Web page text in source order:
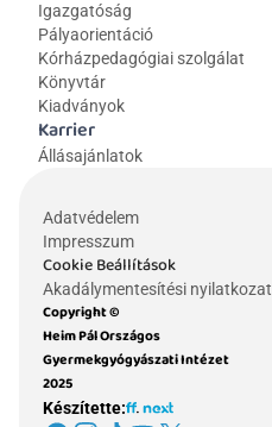
Igazgatóság
Pályaorientáció
Kórházpedagógiai szolgálat
Könyvtár
Kiadványok
Karrier
Állásajánlatok
Adatvédelem
Impresszum
Cookie Beállítások
Akadálymentesítési nyilatkozat
Copyright ©
Heim Pál Országos
Gyermekgyógyászati Intézet
2025
Készítette: